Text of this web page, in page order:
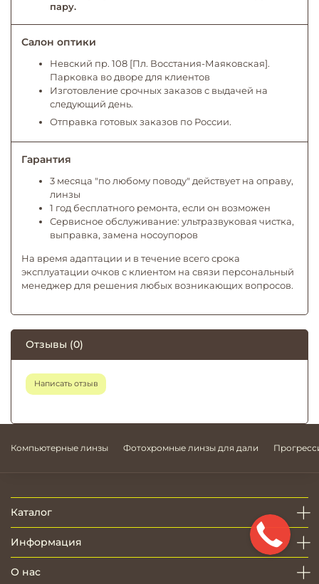
пару.
Салон оптики
Невский пр. 108 [Пл. Восстания-Маяковская].
Парковка во дворе для клиентов
Изготовление срочных заказов с выдачей на
следующий день.
Отправка готовых заказов по России.
Гарантия
3 месяца "по любому поводу" действует на оправу,
линзы
1 год бесплатного ремонта, если он возможен
Сервисное обслуживание: ультразвуковая чистка,
выправка, замена носоупоров
На время адаптации и в течение всего срока
эксплуатации очков с клиентом на связи персональный
менеджер для решения любых возникающих вопросов.
Отзывы (0)
Написать отзыв
Компьютерные линзы Фотохромные линзы для дали
Каталог
Информация
О нас